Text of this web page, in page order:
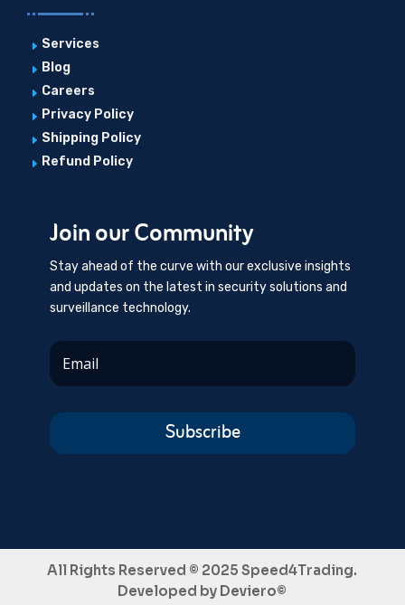
E Services
E Blog
E Careers
E Privacy Policy
E Shipping Policy
E Refund Policy
Join our Community
Stay ahead of the curve with our exclusive insights
and updates on the latest in security solutions and
surveillance technology.
Subscribe
All Rights Reserved © 2025 Speed4Trading.
Developed by Deviero©